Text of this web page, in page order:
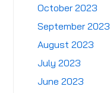
October 2023
September 2023
August 2023
July 2023
June 2023